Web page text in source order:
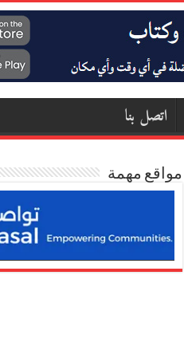
اتصل بنا
مواقع مهمة